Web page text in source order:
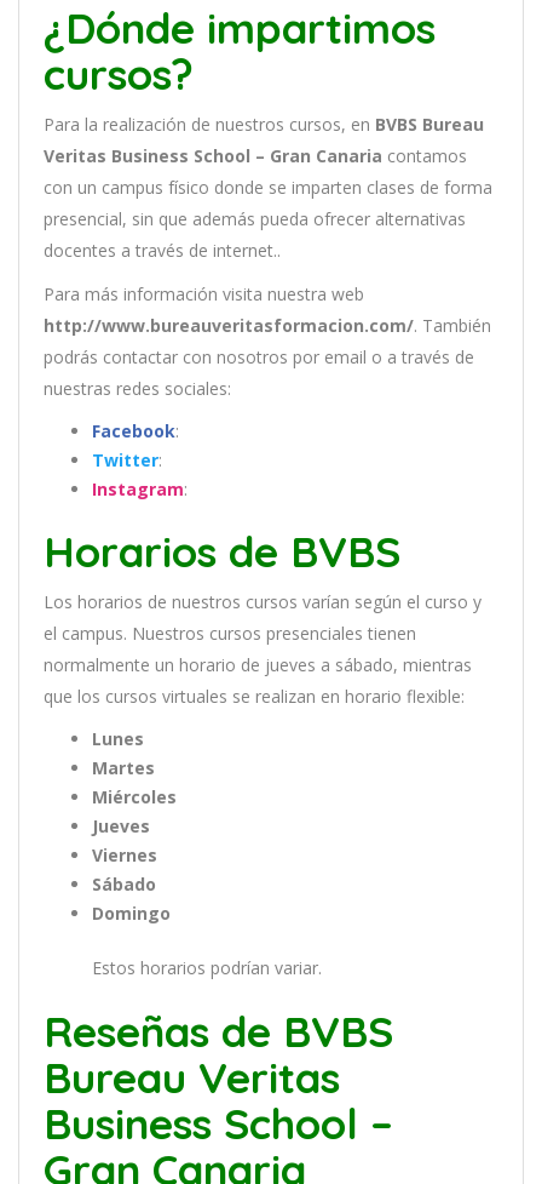
¿Dónde impartimos
cursos?
Para la realización de nuestros cursos, en BVBS Bureau
Veritas Business School – Gran Canaria contamos
con un campus físico donde se imparten clases de forma
presencial, sin que además pueda ofrecer alternativas
docentes a través de internet..
Para más información visita nuestra web
http://www.bureauveritasformacion.com/. También
podrás contactar con nosotros por email o a través de
nuestras redes sociales:
Facebook:
Twitter:
Instagram:
Horarios de BVBS
Los horarios de nuestros cursos varían según el curso y
el campus. Nuestros cursos presenciales tienen
normalmente un horario de jueves a sábado, mientras
que los cursos virtuales se realizan en horario flexible:
Lunes
Martes
Miércoles
Jueves
Viernes
Sábado
Domingo
Estos horarios podrían variar.
Reseñas de BVBS
Bureau Veritas
Business School –
Gran Canaria